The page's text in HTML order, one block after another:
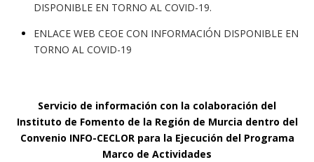
DISPONIBLE EN TORNO AL COVID-19.
ENLACE WEB CEOE CON INFORMACIÓN DISPONIBLE EN
TORNO AL COVID-19
Servicio de información con la colaboración del
Instituto de Fomento de la Región de Murcia dentro del
Convenio INFO-CECLOR para la Ejecución del Programa
Marco de Actividades